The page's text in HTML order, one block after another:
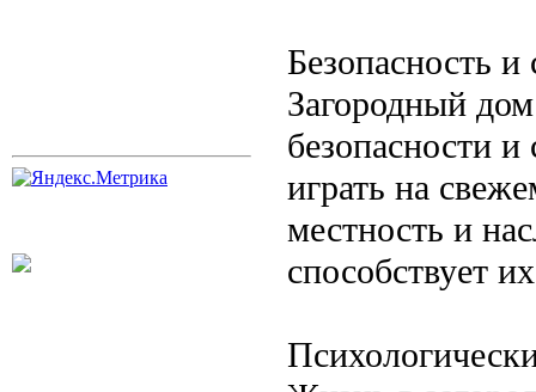
Безопасность и
Загородный
безопасности
играть на
местность и
способствует